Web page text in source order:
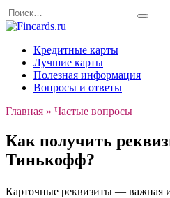
Перейти
к
Search
for:
Кредитные карты
Лучшие карты
Полезная информация
Вопросы и ответы
Главная » Частые вопросы
Как получить
Тинькофф?
Карточные реквизиты — важная